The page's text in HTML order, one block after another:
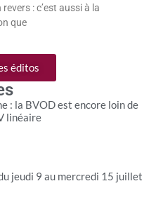
: c’est aussi à la
que
éditos
: la BVOD est encore loin de
linéaire
jeudi 9 au mercredi 15 juillet